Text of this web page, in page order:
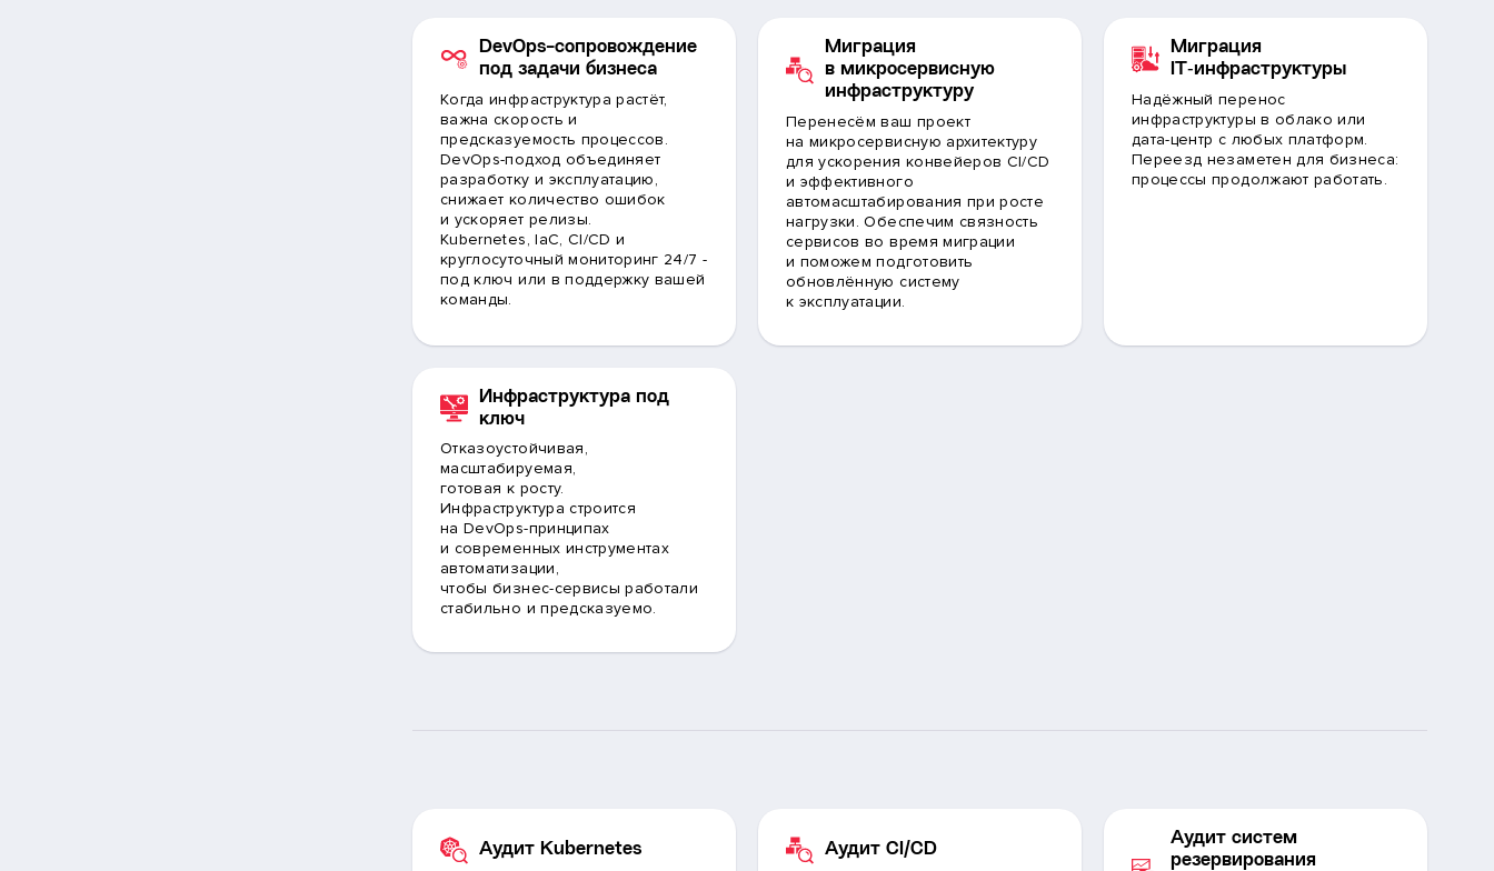
DevOps-сопровождение
под задачи бизнеса
Когда инфраструктура растёт,
важна скорость и
предсказуемость процессов.
DevOps-подход объединяет
разработку и эксплуатацию,
снижает количество ошибок
и ускоряет релизы.
Kubernetes, IaC, CI/CD и
круглосуточный мониторинг 24/7 -
под ключ или в поддержку вашей
команды.
Миграция
в микросервисную
инфраструктуру
Перенесём ваш проект
на микросервисную архитектуру
для ускорения конвейеров CI/CD
и эффективного
автомасштабирования при росте
нагрузки. Обеспечим связность
сервисов во время миграции
и поможем подготовить
обновлённую систему
к эксплуатации.
Миграция
IT‑инфраструктуры
Надёжный перенос
инфраструктуры в облако или
дата-центр с любых платформ.
Переезд незаметен для бизнеса:
процессы продолжают работать.
Инфраструктура под
ключ
Отказоустойчивая,
масштабируемая,
готовая к росту.
Инфраструктура строится
на DevOps-принципах
и современных инструментах
автоматизации,
чтобы бизнес-сервисы работали
стабильно и предсказуемо.
Аудит Kubernetes Аудит CI/CD
Аудит систем
резервирования